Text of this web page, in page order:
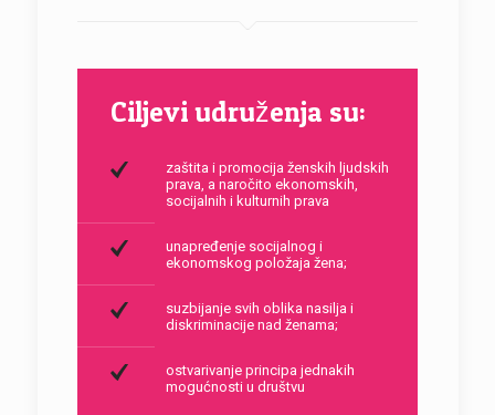
Ciljevi udruženja su:
zaštita i promocija ženskih ljudskih
prava, a naročito ekonomskih,
socijalnih i kulturnih prava
unapređenje socijalnog i
ekonomskog položaja žena;
suzbijanje svih oblika nasilja i
diskriminacije nad ženama;
ostvarivanje principa jednakih
mogućnosti u društvu